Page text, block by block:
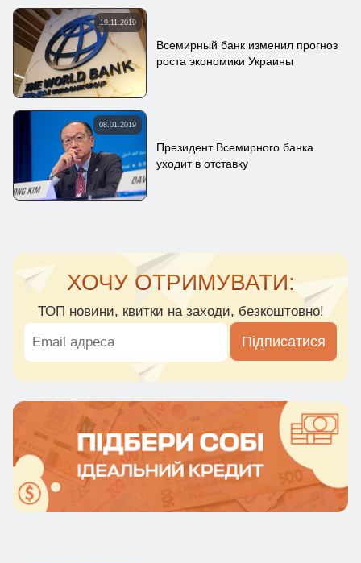
19.11.2019
Всемирный банк изменил прогноз
роста экономики Украины
08.01.2019
Президент Всемирного банка
уходит в отставку
ХОЧУ ОТРИМУВАТИ:
ТОП новини, квитки на заходи, безкоштовно!
Підписатися